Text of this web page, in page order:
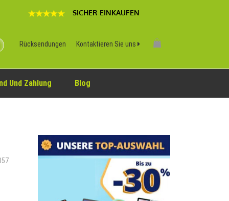
SICHER EINKAUFEN
Rücksendungen Kontaktieren Sie uns
Und Zahlung Blog